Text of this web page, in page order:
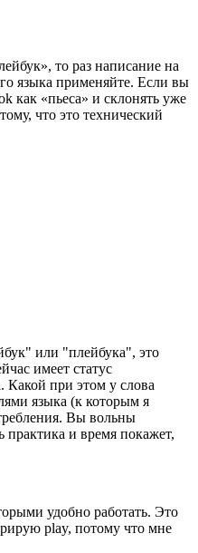
то раз написание на
языка применяйте. Если вы
как «пьеса» и склонять уже
что это технический
или "плейбука", это
имеет статус
Какой при этом у слова
языка (к которым я
Вы вольны
и время покажет,
удобно работать. Это
play, потому что мне